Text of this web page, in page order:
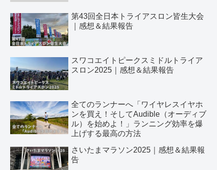
第43回全日本トライアスロン皆生大会
｜感想＆結果報告
スワコエイトピークスミドルトライア
スロン2025｜感想＆結果報告
全てのランナーへ「ワイヤレスイヤホ
ンを買え！そしてAudible（オーディブ
ル）を始めよ！」ランニング効率を爆
上げする最高の方法
さいたまマラソン2025｜感想＆結果報
告